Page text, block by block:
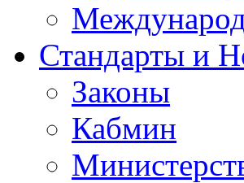
Стандарты и
Законы
Кабмин